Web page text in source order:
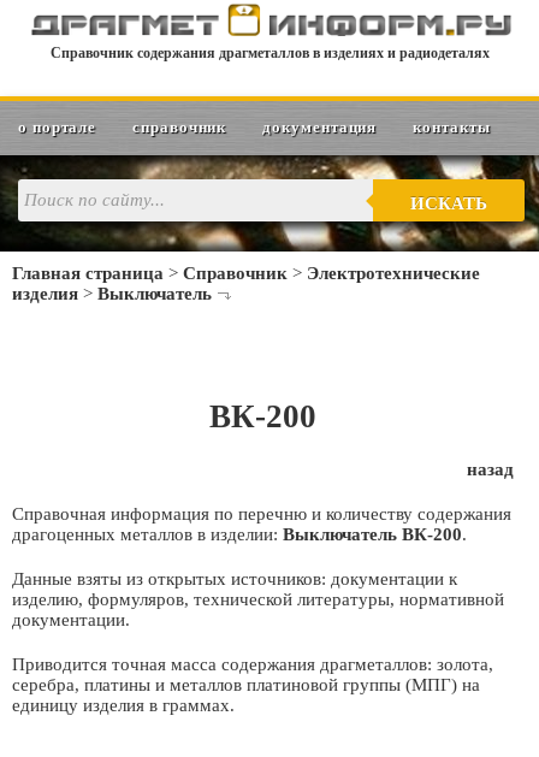
Справочник содержания драгметаллов в изделиях и радиодеталях
о портале справочник документация контакты
ИСКАТЬ
Главная страница > Справочник > Электротехнические
изделия > Выключатель
ВК-200
назад
Справочная информация по перечню и количеству содержания
драгоценных металлов в изделии: Выключатель ВК-200.
Данные взяты из открытых источников: документации к
изделию, формуляров, технической литературы, нормативной
документации.
Приводится точная масса содержания драгметаллов: золота,
серебра, платины и металлов платиновой группы (МПГ) на
единицу изделия в граммах.